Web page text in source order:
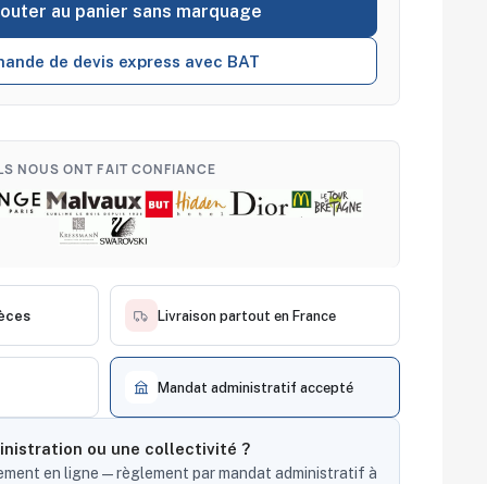
au panier sans marquage
de devis express avec BAT
NOUS ONT FAIT CONFIANCE
Livraison partout en France
Mandat administratif accepté
ou une collectivité ?
en ligne — règlement par mandat administratif à